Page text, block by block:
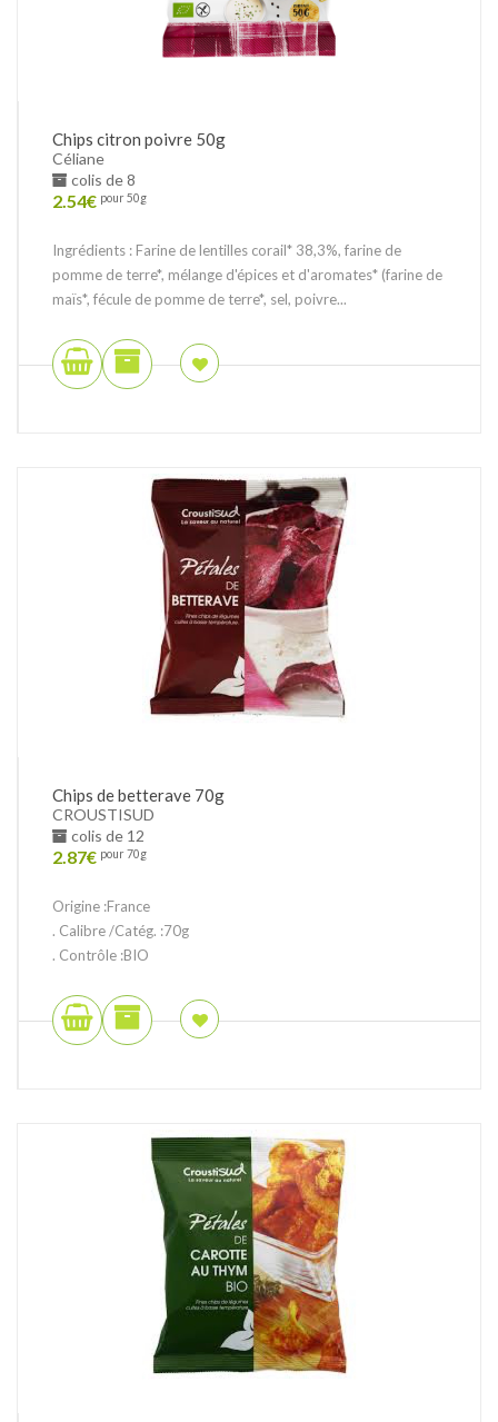
Chips citron poivre 50g
Céliane
colis de 8
2.54€ pour 50g
Ingrédients : Farine de lentilles corail* 38,3%, farine de
pomme de terre*, mélange d'épices et d'aromates* (farine de
maïs*, fécule de pomme de terre*, sel, poivre...
Chips de betterave 70g
CROUSTISUD
colis de 12
2.87€ pour 70g
Origine :France
. Calibre /Catég. :70g
. Contrôle :BIO